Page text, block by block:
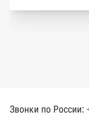
Звонки по